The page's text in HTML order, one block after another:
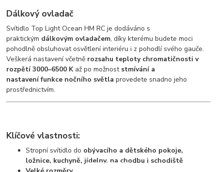
Dálkový ovladač
Svítidlo Top Light Ocean HM RC je dodáváno s
praktickým dálkovým ovladačem, díky kterému budete moci
pohodlně obsluhovat osvětlení interiéru i z pohodlí svého gauče.
Veškerá nastavení včetně rozsahu teploty chromatičnosti v
rozpětí 3000–6500 Kaž po možnost stmívání a
nastavení funkce nočního světla provedete snadno jeho
prostřednictvím.
Klíčové vlastnosti:
Stropní svítidlo do obývacího a dětského pokoje,
ložnice, kuchyně, jídelny, na chodbu i schodiště